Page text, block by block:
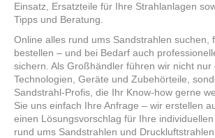
Einsatz, Ersatzteile für Ihre Strahlanlagen
Tipps und Beratung.
Online alles rund ums Sandstrahlen suchen,
bestellen – und bei Bedarf auch
sichern. Als Großhändler führen wir nicht nur
Technologien, Geräte und Zubehörteile,
Sandstrahl-Profis, die Ihr Know-how gerne
Sie uns einfach Ihre Anfrage – wir erstellen
einen Lösungsvorschlag für Ihre
rund ums Sandstrahlen und Druckluftstrahlen.